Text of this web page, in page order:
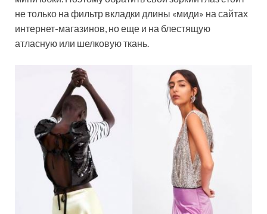
не только на фильтр вкладки длины «миди» на сайтах
интернет-магазинов, но еще и на блестящую
атласную или шелковую ткань.